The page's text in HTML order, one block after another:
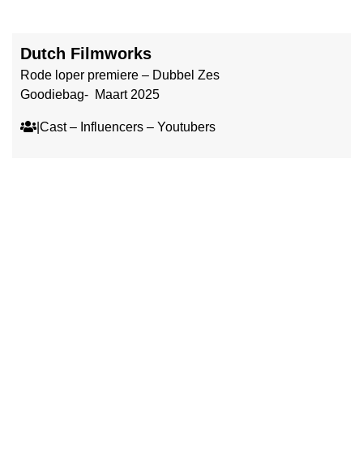
Dutch Filmworks
Rode loper premiere – Dubbel Zes
Goodiebag- Maart 2025
|Cast – Influencers – Youtubers